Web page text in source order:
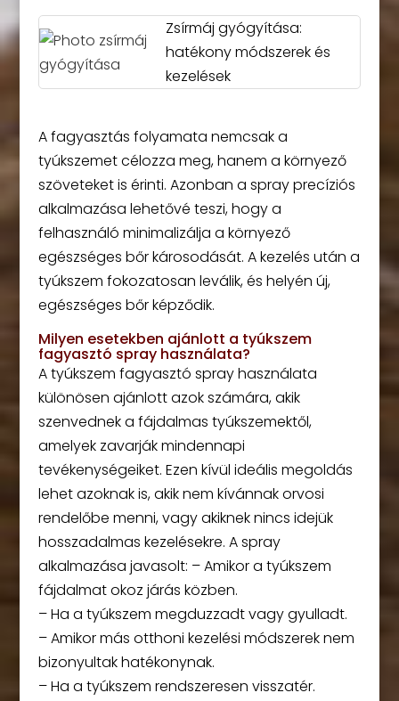
Zsírmáj gyógyítása:
hatékony módszerek és
kezelések
A fagyasztás folyamata nemcsak a
tyúkszemet célozza meg, hanem a környező
szöveteket is érinti. Azonban a spray precíziós
alkalmazása lehetővé teszi, hogy a
felhasználó minimalizálja a környező
egészséges bőr károsodását. A kezelés után a
tyúkszem fokozatosan leválik, és helyén új,
egészséges bőr képződik.
Milyen esetekben ajánlott a tyúkszem
fagyasztó spray használata?
A tyúkszem fagyasztó spray használata
különösen ajánlott azok számára, akik
szenvednek a fájdalmas tyúkszemektől,
amelyek zavarják mindennapi
tevékenységeiket. Ezen kívül ideális megoldás
lehet azoknak is, akik nem kívánnak orvosi
rendelőbe menni, vagy akiknek nincs idejük
hosszadalmas kezelésekre. A spray
alkalmazása javasolt: – Amikor a tyúkszem
fájdalmat okoz járás közben.
– Ha a tyúkszem megduzzadt vagy gyulladt.
– Amikor más otthoni kezelési módszerek nem
bizonyultak hatékonynak.
– Ha a tyúkszem rendszeresen visszatér.